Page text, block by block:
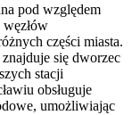
pod względem
części miasta.
się dworzec
stacji
obsługuje
umożliwiając